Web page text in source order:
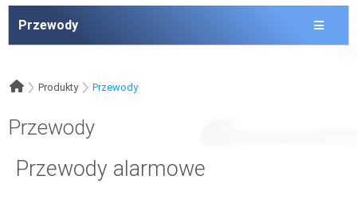
Przewody
Produkty Przewody
Przewody
Przewody alarmowe